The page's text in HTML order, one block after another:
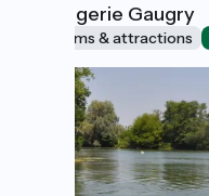
Fromagerie Gaugry
Museums & attractions